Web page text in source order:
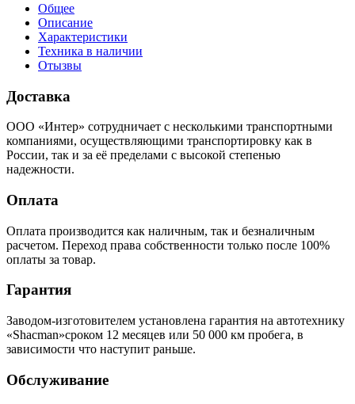
Общее
Описание
Характеристики
Техника в наличии
Отызвы
Доставка
ООО «Интер» сотрудничает с несколькими транспортными
компаниями, осуществляющими транспортировку как в
России, так и за её пределами с высокой степенью
надежности.
Оплата
Оплата производится как наличным, так и безналичным
расчетом. Переход права собственности только после 100%
оплаты за товар.
Гарантия
Заводом-изготовителем установлена гарантия на автотехнику
«Shacman»сроком 12 месяцев или 50 000 км пробега, в
зависимости что наступит раньше.
Обслуживание